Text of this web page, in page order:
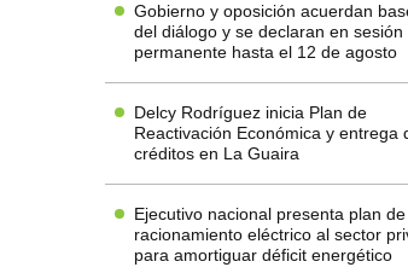
Gobierno y oposición acuerdan
del diálogo y se declaran en sesión
permanente hasta el 12 de agosto
Delcy Rodríguez inicia Plan de
Reactivación Económica y entrega
créditos en La Guaira
Ejecutivo nacional presenta plan de
racionamiento eléctrico al sector
para amortiguar déficit energético